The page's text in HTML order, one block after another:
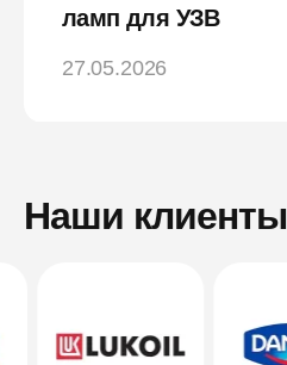
ламп для УЗВ
27.05.2026
Наши клиенты